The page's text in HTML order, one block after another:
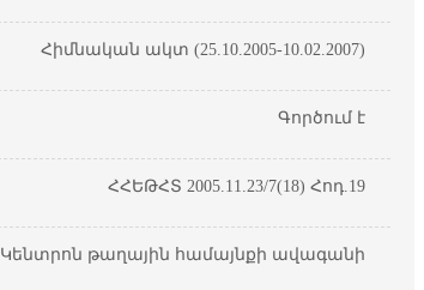
Հիմնական ակտ (25.10.2005-10.02.2007)
Գործում է
ՀՀԵԹՀՏ 2005.11.23/7(18) Հոդ.19
Կենտրոն թաղային համայնքի ավագանի